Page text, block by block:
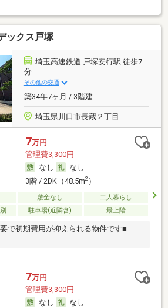
ックス戸塚
埼玉高速鉄道 戸塚安行駅 徒歩7
分
その他の交通
築34年7ヶ月 / 3階建
埼玉県川口市長蔵２丁目
7万円
管理費3,300円
なし
なし
3階 / 2DK（48.5m2）
敷金なし
二人暮らし
駐車場(近隣含) 最上階
で初期費用が抑えられる物件です■
7万円
管理費3,300円
なし
なし